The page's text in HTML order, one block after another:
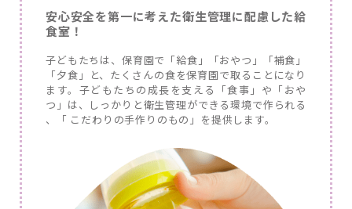
安心安全を第一に考えた衛生管理に配慮した給
食室！
子どもたちは、保育園で「給食」「おやつ」「補食」
「夕食」と、たくさんの食を保育園で取ることになり
ます。子どもたちの成長を支える「食事」や「おや
つ」は、しっかりと衛生管理ができる環境で作られる
、「 こだわりの手作りのもの」を提供します。